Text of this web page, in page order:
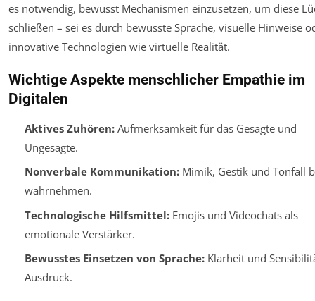
es notwendig, bewusst Mechanismen einzusetzen, um diese
schließen – sei es durch bewusste Sprache, visuelle Hinweise
innovative Technologien wie virtuelle Realität.
Wichtige Aspekte menschlicher Empathie im
Digitalen
Aktives Zuhören:Aufmerksamkeit für das Gesagte und
Ungesagte.
Nonverbale Kommunikation:Mimik, Gestik und Tonfall
wahrnehmen.
Technologische Hilfsmittel:Emojis und Videochats als
emotionale Verstärker.
Bewusstes Einsetzen von Sprache:Klarheit und
Ausdruck.